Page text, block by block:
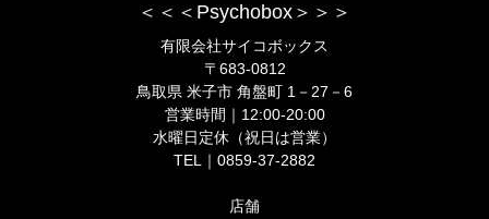
＜＜＜Psychobox＞＞＞
有限会社サイコボックス
〒683-0812
鳥取県 米子市 角盤町 1－27－6
営業時間｜12:00-20:00
水曜日定休（祝日は営業）
TEL｜0859-37-2882
店舗